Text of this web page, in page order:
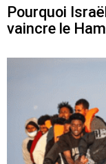
Pourquoi
vaincre le